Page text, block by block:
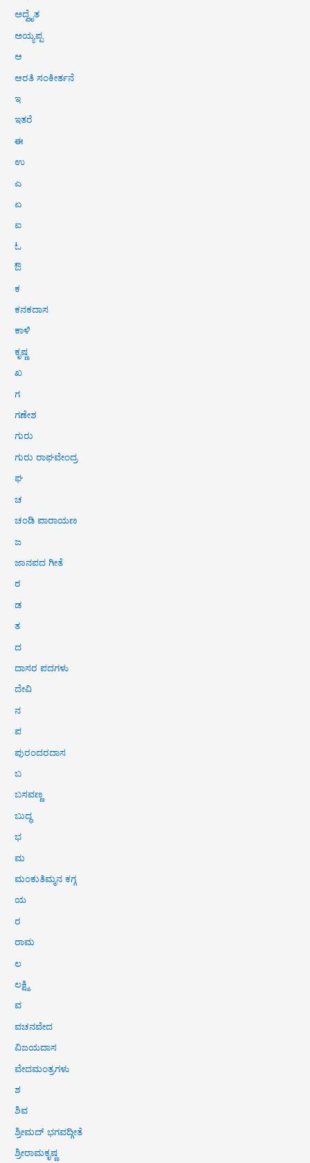
ಅದ್ವೈತ
ಅಯ್ಯಪ್ಪ
ಆ
ಆರತಿ ಸಂಕೀರ್ತನೆ
ಇ
ಇತರೆ
ಈ
ಉ
ಎ
ಏ
ಐ
ಓ
ಔ
ಕ
ಕನಕದಾಸ
ಕಾಳಿ
ಕೃಷ್ಣ
ಖ
ಗ
ಗಣೇಶ
ಗುರು
ಗುರು ರಾಘವೇಂದ್ರ
ಘ
ಚ
ಚಂಡಿ ಪಾರಾಯಣ
ಜ
ಜಾನಪದ ಗೀತೆ
ಠ
ಡ
ತ
ದ
ದಾಸರ ಪದಗಳು
ದೇವಿ
ನ
ಪ
ಪುರಂದರದಾಸ
ಬ
ಬಸವಣ್ಣ
ಬುದ್ಧ
ಭ
ಮ
ಮಂಕುತಿಮ್ಮನ ಕಗ್ಗ
ಯ
ರ
ರಾಮ
ಲ
ಲಕ್ಷ್ಮಿ
ವ
ವಚನವೇದ
ವಿಜಯದಾಸ
ವೇದಮಂತ್ರಗಳು
ಶ
ಶಿವ
ಶ್ರೀಮದ್ ಭಗವದ್ಗೀತೆ
ಶ್ರೀರಾಮಕೃಷ್ಣ